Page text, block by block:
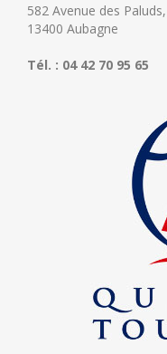
582 Avenue des Paluds,
13400 Aubagne
Tél. : 04 42 70 95 65